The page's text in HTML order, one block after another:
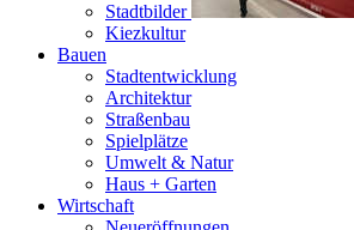
Stadtbilder
Kiezkultur
Bauen
Stadtentwicklung
Architektur
Straßenbau
Spielplätze
Umwelt & Natur
Haus + Garten
Wirtschaft